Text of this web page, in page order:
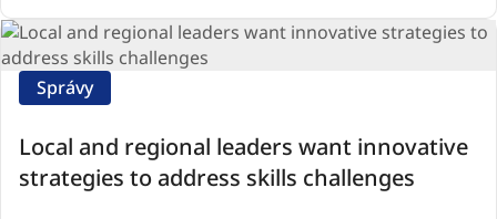
Local and regional leaders want innovative
strategies to address skills challenges
Správy